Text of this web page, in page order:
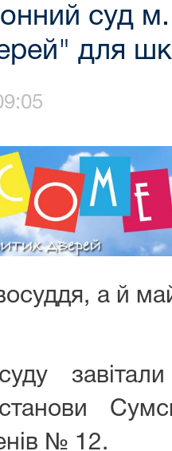
суд
для
а й
№ 12.